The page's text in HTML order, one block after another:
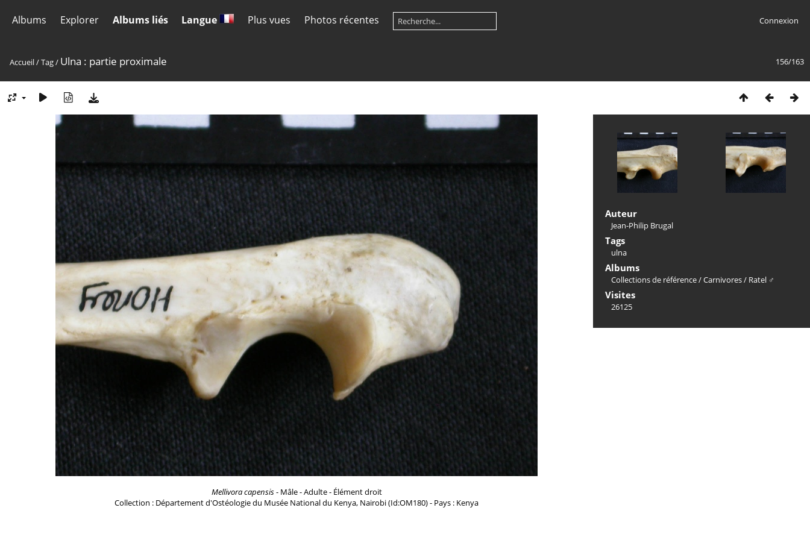
Albums Explorer Albums liés Langue Plus vues Photos récentes Connexion
156/163
Accueil/Tag/ Ulna : partie proximale
Mellivora capensis- Mâle - Adulte - Élément droit
Collection : Département d'Ostéologie du Musée National du Kenya, Nairobi (Id:OM180) - Pays : Kenya
Auteur
Jean-Philip Brugal
Tags
ulna
Albums
Collections de référence/Carnivores/ Ratel ♂
Visites
26125